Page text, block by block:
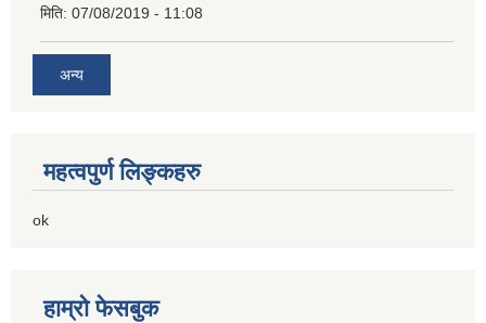
मिति: 07/08/2019 - 11:08
अन्य
महत्वपुर्ण लिङ्कहरु
ok
हाम्रो फेसबुक